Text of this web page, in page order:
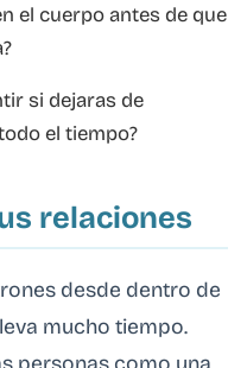
el cuerpo antes de que
si dejaras de
el tiempo?
relaciones
desde dentro de
mucho tiempo.